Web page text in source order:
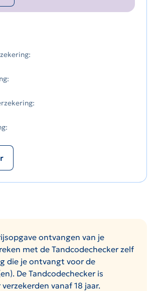
ontvangen van je
met de Tandcodechecker zelf
die je ontvangt voor de
De Tandcodechecker is
vanaf 18 jaar.